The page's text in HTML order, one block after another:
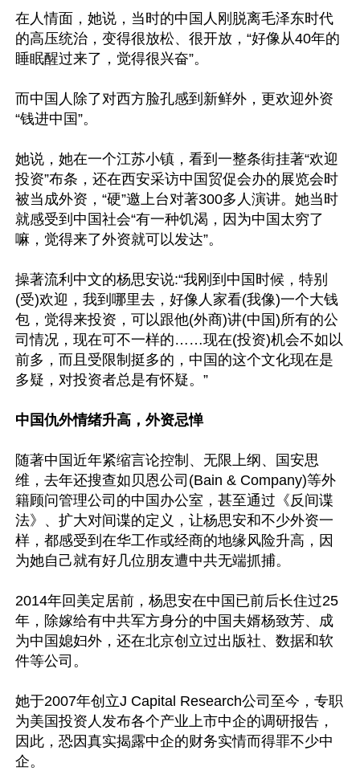
在人情面，她说，当时的中国人刚脱离毛泽东时代
的高压统治，变得很放松、很开放，“好像从40年的
睡眠醒过来了，觉得很兴奋”。
而中国人除了对西方脸孔感到新鲜外，更欢迎外资
“钱进中国”。
她说，她在一个江苏小镇，看到一整条街挂著“欢迎
投资”布条，还在西安采访中国贸促会办的展览会时
被当成外资，“硬”邀上台对著300多人演讲。她当时
就感受到中国社会“有一种饥渴，因为中国太穷了
嘛，觉得来了外资就可以发达”。
操著流利中文的杨思安说:“我刚到中国时候，特别
(受)欢迎，我到哪里去，好像人家看(我像)一个大钱
包，觉得来投资，可以跟他(外商)讲(中国)所有的公
司情况，现在可不一样的……现在(投资)机会不如以
前多，而且受限制挺多的，中国的这个文化现在是
多疑，对投资者总是有怀疑。”
中国仇外情绪升高，外资忌惮
随著中国近年紧缩言论控制、无限上纲、国安思
维，去年还搜查如贝恩公司(Bain & Company)等外
籍顾问管理公司的中国办公室，甚至通过《反间谍
法》、扩大对间谍的定义，让杨思安和不少外资一
样，都感受到在华工作或经商的地缘风险升高，因
为她自己就有好几位朋友遭中共无端抓捕。
2014年回美定居前，杨思安在中国已前后长住过25
年，除嫁给有中共军方身分的中国夫婿杨致芳、成
为中国媳妇外，还在北京创立过出版社、数据和软
件等公司。
她于2007年创立J Capital Research公司至今，专职
为美国投资人发布各个产业上市中企的调研报告，
因此，恐因真实揭露中企的财务实情而得罪不少中
企。